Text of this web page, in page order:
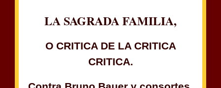
LA SAGRADA FAMILIA,
O CRITICA DE LA CRITICA
CRITICA.